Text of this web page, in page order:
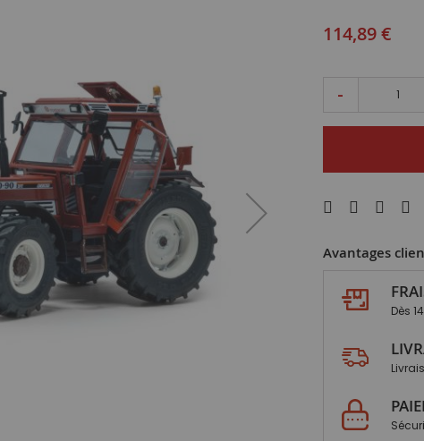
114,89 €
-
Avantages
Dès